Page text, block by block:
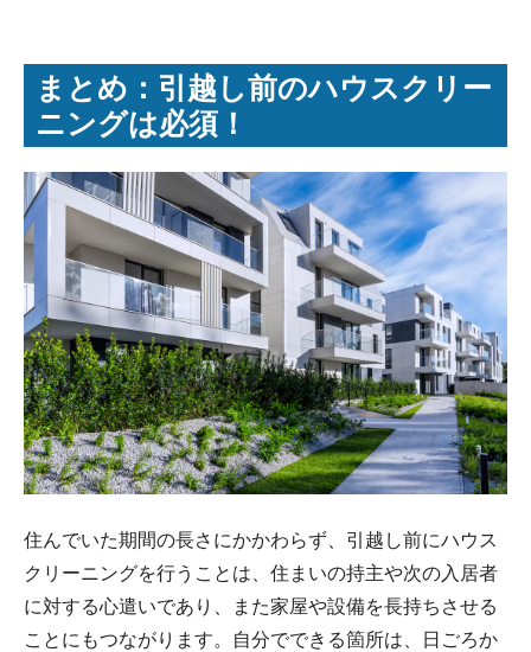
まとめ：引越し前のハウスクリー
ニングは必須！
住んでいた期間の長さにかかわらず、引越し前にハウス
クリーニングを行うことは、住まいの持主や次の入居者
に対する心遣いであり、また家屋や設備を長持ちさせる
ことにもつながります。自分でできる箇所は、日ごろか